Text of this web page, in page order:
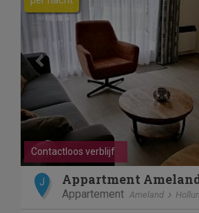
Contactloos verblijf
J Appartment
Appartement Ameland